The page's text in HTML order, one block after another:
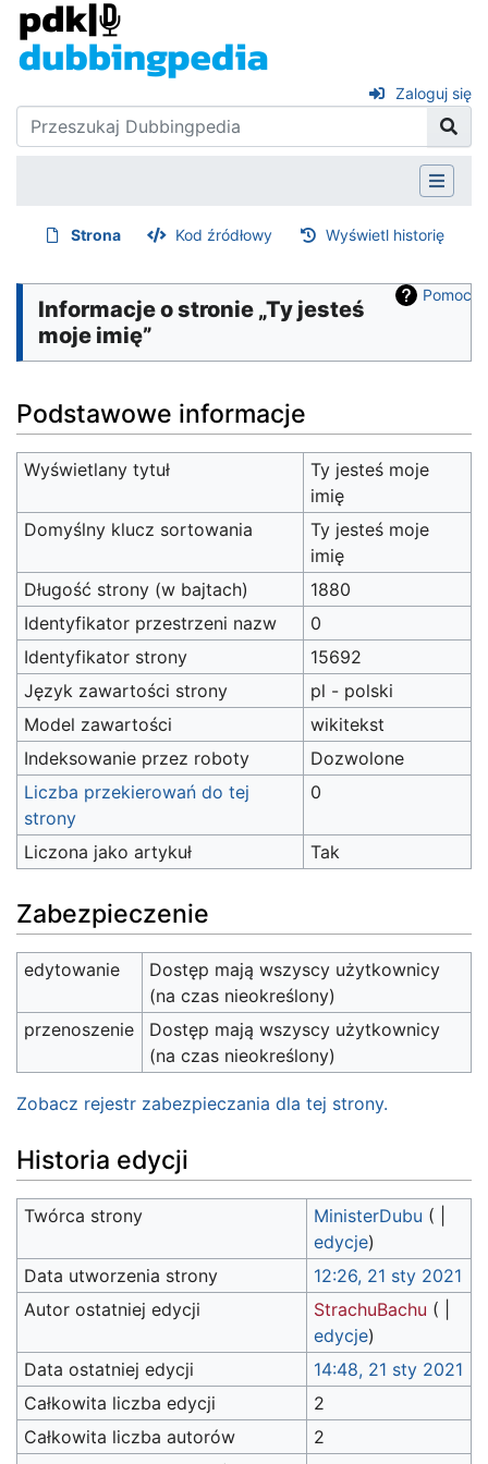
Zaloguj się
Strona Kod źródłowy Wyświetl historię
Pomoc
Informacje o stronie „Ty jesteś
moje imię”
Podstawowe informacje
Wyświetlany tytuł
Ty jesteś moje
imię
Domyślny klucz sortowania
Ty jesteś moje
imię
Długość strony (w bajtach)
1880
Identyfikator przestrzeni nazw
0
Identyfikator strony
15692
Język zawartości strony
pl - polski
Model zawartości
wikitekst
Indeksowanie przez roboty
Dozwolone
Liczba przekierowań do tej
strony
0
Liczona jako artykuł Tak
Zabezpieczenie
edytowanie
Dostęp mają wszyscy użytkownicy
(na czas nieokreślony)
przenoszenie
Dostęp mają wszyscy użytkownicy
(na czas nieokreślony)
Zobacz rejestr zabezpieczania dla tej strony.
Historia edycji
Twórca strony MinisterDubu (
edycje)
Data utworzenia strony
12:26, 21 sty 2021
Autor ostatniej edycji
StrachuBachu (
edycje)
Data ostatniej edycji
14:48, 21 sty 2021
Całkowita liczba edycji
2
Całkowita liczba autorów
2